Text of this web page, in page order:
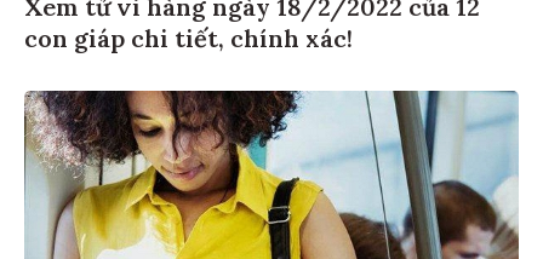
con giáp chi tiết, chính xác!